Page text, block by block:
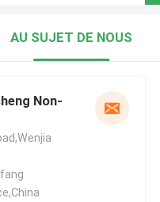
AU SUJET DE NOUS
Non-